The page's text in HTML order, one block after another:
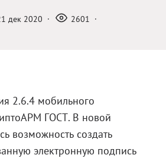
Решения
Получить КЭП
Магазин
Полная версия сайта
дек 2020 · 2601 ·
2.6.4 мобильного
ГОСТ. В новой
возможность создать
электронную подпись